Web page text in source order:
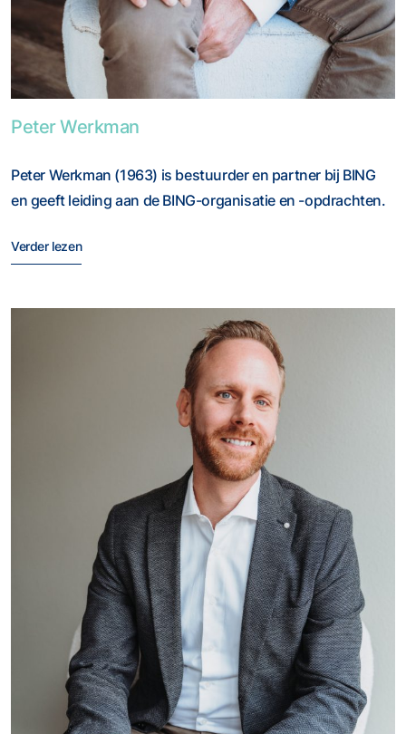
Peter Werkman
Peter Werkman (1963) is bestuurder en partner bij BING
en geeft leiding aan de BING-organisatie en -opdrachten.
Verder lezen